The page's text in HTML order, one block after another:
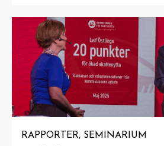
RAPPORTER SEMINARIUM